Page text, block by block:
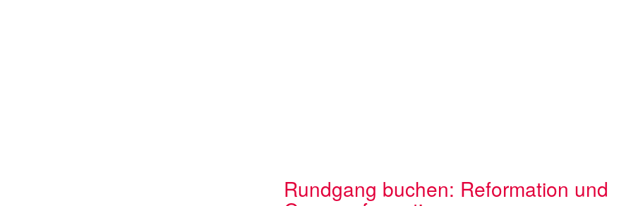
Rundgang buchen: Reformation und